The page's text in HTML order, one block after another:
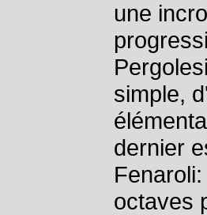
une
simple,
dernier
octaves